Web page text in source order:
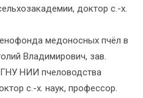
доктор с.-х.
медоносных пчёл в
Владимирович, зав.
НИИ пчеловодства
с.-х. наук, профессор.